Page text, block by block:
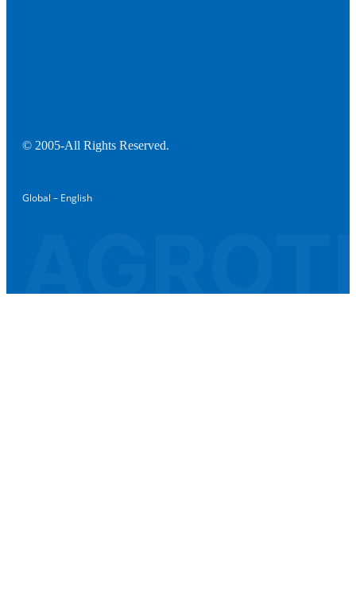
© 2005-All Rights Reserved.
Global – English